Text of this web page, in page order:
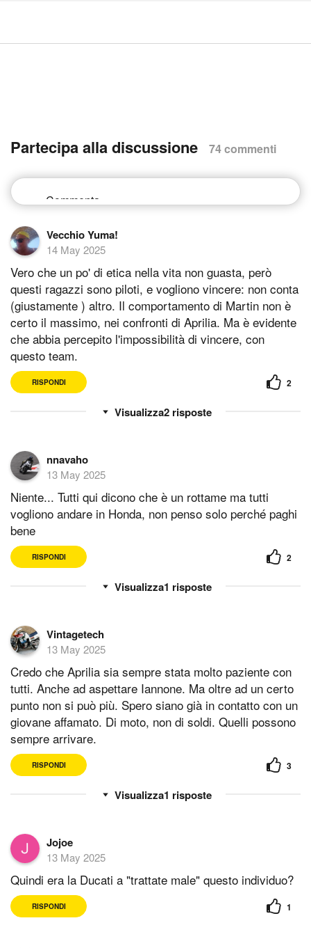
Partecipa alla discussione 74 commenti
Vecchio Yuma!
14 May 2025
Vero che un po' di etica nella vita non guasta, però
questi ragazzi sono piloti, e vogliono vincere: non conta
(giustamente ) altro. Il comportamento di Martin non è
certo il massimo, nei confronti di Aprilia. Ma è evidente
che abbia percepito l'impossibilità di vincere, con
questo team.
RISPONDI
2risposte
2
nnavaho
13 May 2025
Niente... Tutti qui dicono che è un rottame ma tutti
vogliono andare in Honda, non penso solo perché paghi
bene
RISPONDI
1 risposte
2
Vintagetech
13 May 2025
Credo che Aprilia sia sempre stata molto paziente con
tutti. Anche ad aspettare Iannone. Ma oltre ad un certo
punto non si può più. Spero siano già in contatto con un
giovane affamato. Di moto, non di soldi. Quelli possono
sempre arrivare.
RISPONDI
1 risposte
3
Jojoe
13 May 2025
Quindi era la Ducati a "trattate male" questo individuo?
RISPONDI 1